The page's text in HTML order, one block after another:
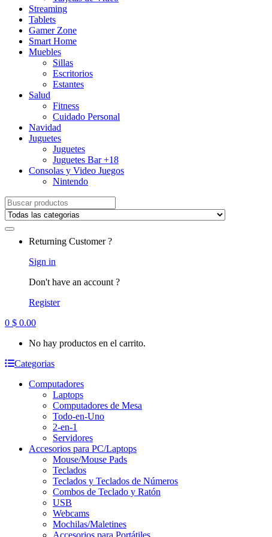
Streaming
Tablets
Gamer Zone
Smart Home
Muebles
Sillas
Escritorios
Estantes
Salud
Fitness
Cuidado Personal
Navidad
Juguetes
Juguetes
Juguetes Bar +18
Consolas y Video Juegos
Nintendo
Search for:
Returning Customer ?
Sign in
Don't have an account ?
Register
0 $ 0.00
No hay productos en el carrito.
Categorias
Computadores
Laptops
Computadores de Mesa
Todo-en-Uno
2-en-1
Servidores
Accesorios para PC/Laptops
Mouse/Mouse Pads
Teclados
Teclados y Teclados de Números
Combos de Teclado y Ratón
USB
Webcams
Mochilas/Maletines
Accesorios para Portátiles